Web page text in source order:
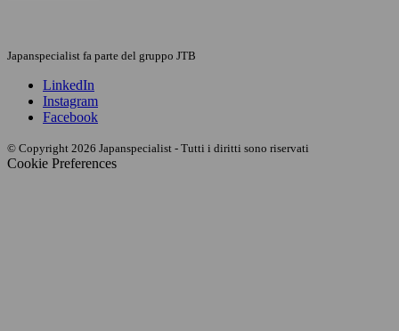
Japanspecialist fa parte del gruppo JTB
LinkedIn
Instagram
Facebook
© Copyright 2026 Japanspecialist - Tutti i diritti sono riservati
Cookie Preferences